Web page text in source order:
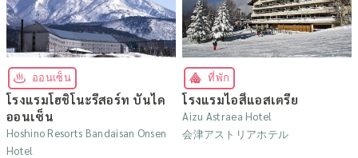
ออนเซ็น
โรงแรมโฮชิโนะรีสอร์ท บันได
ออนเซ็น
Hoshino Resorts Bandaisan Onsen
Hotel
ที่พัก
โรงแรมไอสึแอสเตรีย
Aizu Astraea Hotel
会津アストリアホテル